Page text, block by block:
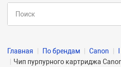
Главная По брендам Canon
Чип пурпурного картриджа Canon